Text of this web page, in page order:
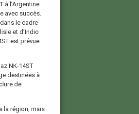
à l’Argentine.
avec succès.
le cadre
et d’Indio
est prévue
NK-14ST
destinées à
de
la région, mais